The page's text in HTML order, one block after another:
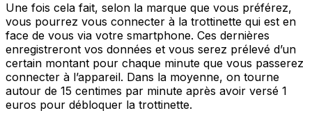
Une fois cela fait, selon la marque que vous préférez,
vous pourrez vous connecter à la trottinette qui est en
face de vous via votre smartphone. Ces dernières
enregistreront vos données et vous serez prélevé d’un
certain montant pour chaque minute que vous passerez
connecter à l’appareil. Dans la moyenne, on tourne
autour de 15 centimes par minute après avoir versé 1
euros pour débloquer la trottinette.